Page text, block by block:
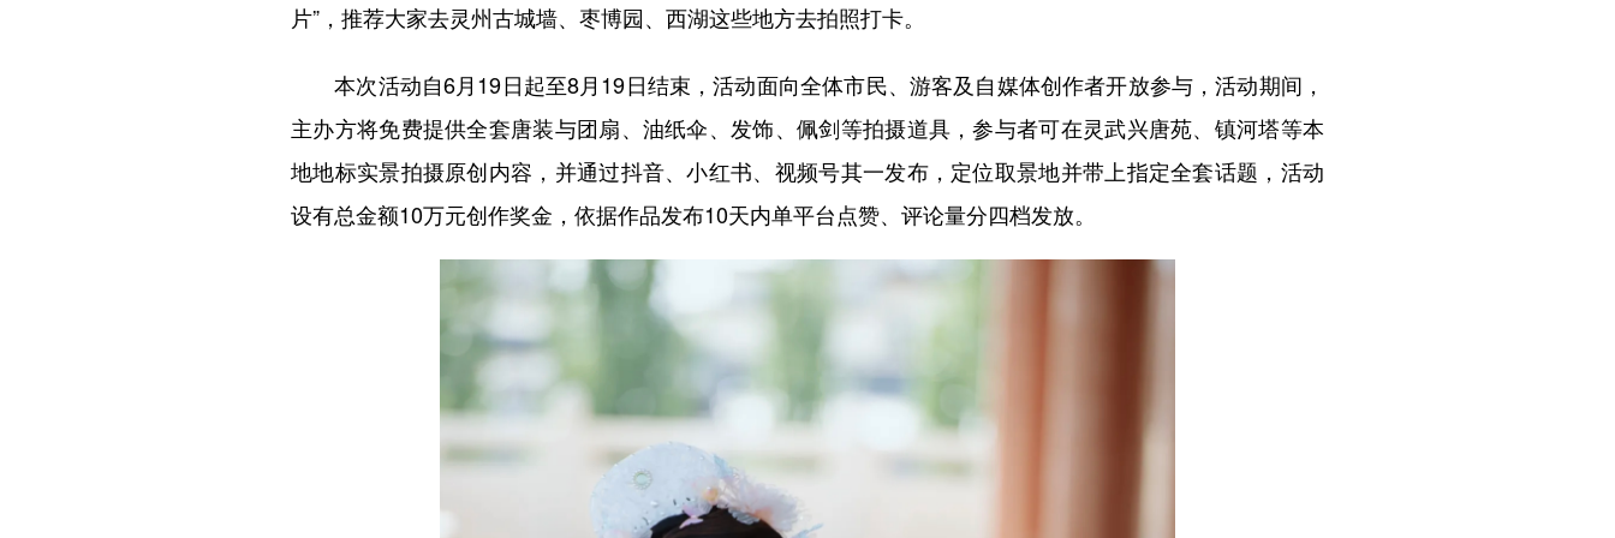
片”，推荐大家去灵州古城墙、枣博园、西湖这些地方去拍照打卡。
本次活动自6月19日起至8月19日结束，活动面向全体市民、游客及自媒体创作者开放参与，活动期间，
主办方将免费提供全套唐装与团扇、油纸伞、发饰、佩剑等拍摄道具，参与者可在灵武兴唐苑、镇河塔等本
地地标实景拍摄原创内容，并通过抖音、小红书、视频号其一发布，定位取景地并带上指定全套话题，活动
设有总金额10万元创作奖金，依据作品发布10天内单平台点赞、评论量分四档发放。